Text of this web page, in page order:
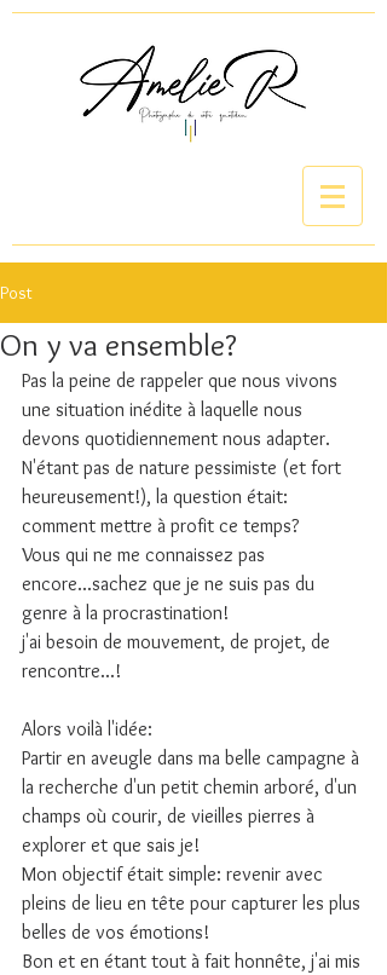
Post
On y va ensemble?
Pas la peine de rappeler que nous vivons
une situation inédite à laquelle nous
devons quotidiennement nous adapter.
N'étant pas de nature pessimiste (et fort
heureusement!), la question était:
comment mettre à profit ce temps?
Vous qui ne me connaissez pas
encore...sachez que je ne suis pas du
genre à la procrastination!
j'ai besoin de mouvement, de projet, de
rencontre...!
Alors voilà l'idée:
Partir en aveugle dans ma belle campagne à
la recherche d'un petit chemin arboré, d'un
champs où courir, de vieilles pierres à
explorer et que sais je!
Mon objectif était simple: revenir avec
pleins de lieu en tête pour capturer les plus
belles de vos émotions!
Bon et en étant tout à fait honnête, j'ai mis